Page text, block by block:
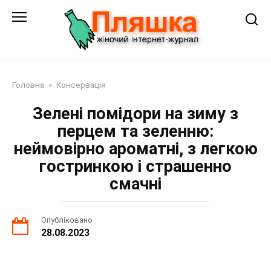
Головна » Консервація
Зелені помідори на зиму з
перцем та зеленню:
неймовірно ароматні, з легкою
гостринкою і страшенно
смачні
Опубліковано
28.08.2023